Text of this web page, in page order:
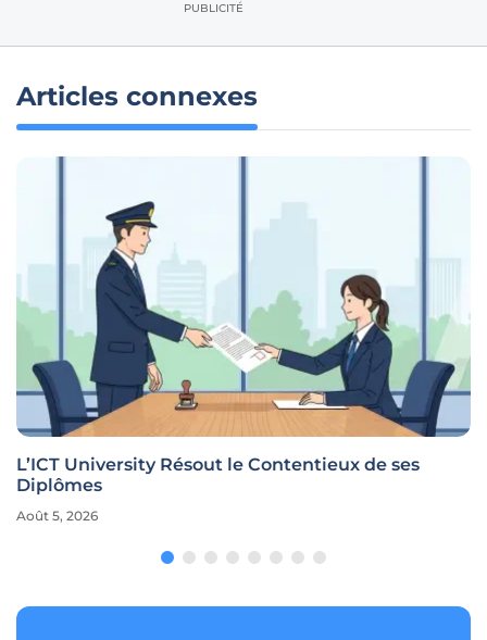
PUBLICITÉ
Articles connexes
L’ICT University Résout le Contentieux de ses
Diplômes
Août 5, 2026